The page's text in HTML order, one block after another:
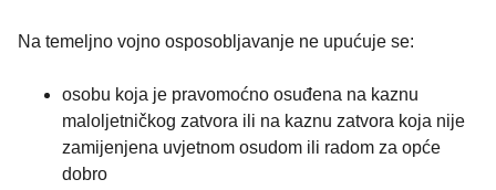
Na temeljno vojno osposobljavanje ne upućuje se:
osobu koja je pravomoćno osuđena na kaznu
maloljetničkog zatvora ili na kaznu zatvora koja nije
zamijenjena uvjetnom osudom ili radom za opće
dobro